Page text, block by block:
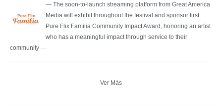
— The soon-to-launch streaming platform from Great America
Media will exhibit throughout the festival and sponsor first
Pure Flix Familia Community Impact Award, honoring an artist
who has a meaningful impact through service to their
community —
Ver Más